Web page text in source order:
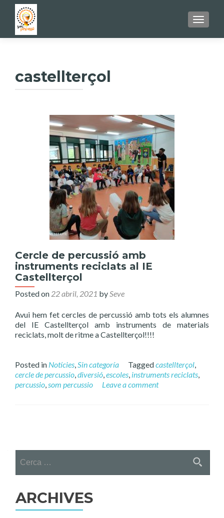
castellterçol
Cercle de percussió amb
instruments reciclats al IE
Castellterçol
Posted on 22 abril, 2021 bySeve
Avui hem fet cercles de percussió amb tots els alumnes
del IE Castellterçol amb instruments de materials
reciclats, molt de ritme a Castellterçol!!!!
Posted in Notícies,Sin categoría Taggedcastellterçol,
cercle de percussio,diversió,escoles, instruments reciclats,
percussio,som percussio Leave a comment
navigation
ARCHIVES